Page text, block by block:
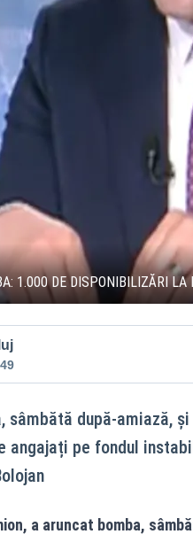
1.000 DE DISPONIBILIZĂRI LA
sâmbătă după-amiază,
angajați pe fondul
a aruncat bomba,